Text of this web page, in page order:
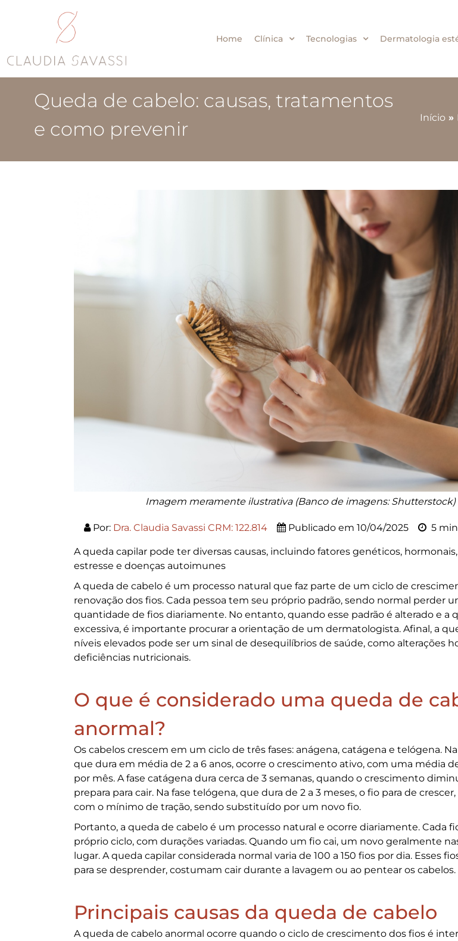
Home Clínica Tecnologias Dermatologia
Queda de cabelo: causas, tratamentos
e como prevenir
Início »
Imagem meramente ilustrativa (Banco de imagens: Shutterstock)
Por: Dra. Claudia Savassi CRM: 122.814 Publicado em 10/04/2025 5
A queda capilar pode ter diversas causas, incluindo fatores genéticos,
estresse e doenças autoimunes
Aqueda de cabelo é um processo natural que faz parte de um ciclo de
renovação dos fios. Cada pessoa tem seu próprio padrão, sendo normal perder
quantidade de fios diariamente. No entanto, quando esse padrão é alterado e a
excessiva, é importante procurar a orientação de um dermatologista. Afinal, a
níveis elevados pode ser um sinal de desequilíbrios de saúde, como alterações
deficiências nutricionais.
O que é considerado uma queda de
anormal?
Os cabelos crescem em um ciclo de três fases: anágena, catágena e telógena.
que dura em média de 2 a 6 anos, ocorre o crescimento ativo, com uma média
por mês. A fase catágena dura cerca de 3 semanas, quando o crescimento
prepara para cair. Na fase telógena, que dura de 2 a 3 meses, o fio para de
com o mínimo de tração, sendo substituído por um novo fio.
Portanto, a queda de cabelo é um processo natural e ocorre diariamente. Cada
próprio ciclo, com durações variadas. Quando um fio cai, um novo geralmente
lugar. Aqueda capilar considerada normal varia de 100 a 150 fios por dia. Esses
para se desprender, costumam cair durante a lavagem ou ao pentear os cabelos.
Principais causas da queda de cabelo
Aqueda de cabelo anormal ocorre quando o ciclo de crescimento dos fios é